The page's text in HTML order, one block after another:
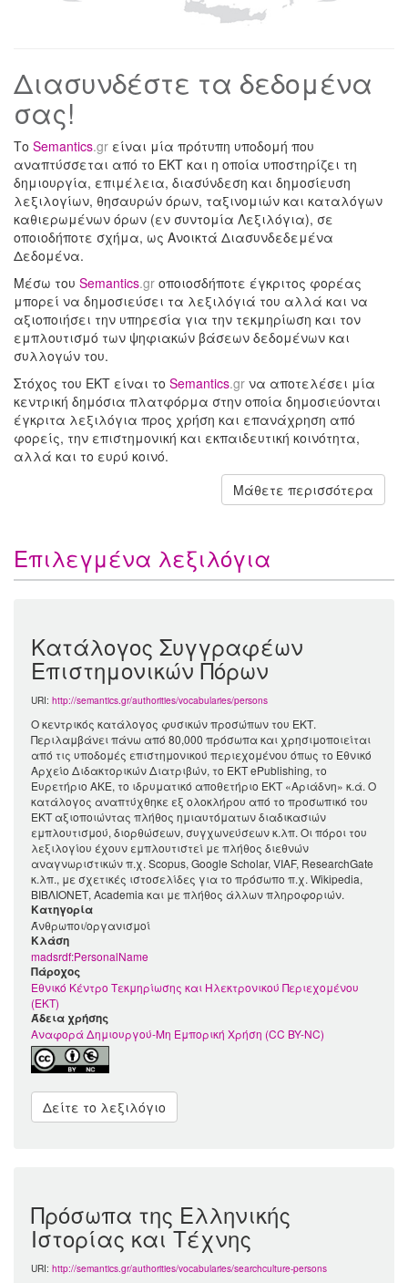
Διασυνδέστε τα δεδομένα
σας!
Το Semantics.gr είναι μία πρότυπη υποδομή που
αναπτύσσεται από το ΕΚΤ και η οποία υποστηρίζει τη
δημιουργία, επιμέλεια, διασύνδεση και δημοσίευση
λεξιλογίων, θησαυρών όρων, ταξινομιών και καταλόγων
καθιερωμένων όρων (εν συντομία Λεξιλόγια), σε
οποιοδήποτε σχήμα, ως Ανοικτά Διασυνδεδεμένα
Δεδομένα.
Mέσω του Semantics.gr οποιοσδήποτε έγκριτος φορέας
μπορεί να δημοσιεύσει τα λεξιλόγιά του αλλά και να
αξιοποιήσει την υπηρεσία για την τεκμηρίωση και τον
εμπλουτισμό των ψηφιακών βάσεων δεδομένων και
συλλογών του.
Στόχος του ΕΚΤ είναι το Semantics.gr να αποτελέσει μία
κεντρική δημόσια πλατφόρμα στην οποία δημοσιεύονται
έγκριτα λεξιλόγια προς χρήση και επανάχρηση από
φορείς, την επιστημονική και εκπαιδευτική κοινότητα,
αλλά και το ευρύ κοινό.
Μάθετε περισσότερα
Επιλεγμένα λεξιλόγια
Κατάλογος Συγγραφέων
Επιστημονικών Πόρων
URI: http://semantics.gr/authorities/vocabularies/persons
Ο κεντρικός κατάλογος φυσικών προσώπων του ΕΚΤ.
Περιλαμβάνει πάνω από 80,000 πρόσωπα και χρησιμοποιείται
από τις υποδομές επιστημονικού περιεχομένου όπως το Εθνικό
Αρχείο Διδακτορικών Διατριβών, το ΕΚΤ ePublishing, το
Ευρετήριο ΑΚΕ, το ιδρυματικό αποθετήριο ΕΚΤ «Αριάδνη» κ.ά. Ο
κατάλογος αναπτύχθηκε εξ ολοκλήρου από το προσωπικό του
ΕΚΤ αξιοποιώντας πλήθος ημιαυτόματων διαδικασιών
εμπλουτισμού, διορθώσεων, συγχωνεύσεων κ.λπ. Οι πόροι του
λεξιλογίου έχουν εμπλουτιστεί με πλήθος διεθνών
αναγνωριστικών π.χ. Scopus, Google Scholar, VIAF, ResearchGate
κ.λπ., με σχετικές ιστοσελίδες για το πρόσωπο π.χ. Wikipedia,
ΒΙΒΛΙΟΝΕΤ, Academia και με πλήθος άλλων πληροφοριών.
Κατηγορία
Άνθρωποι/οργανισμοί
Kλάση
madsrdf:PersonalName
Πάροχος
Εθνικό Κέντρο Τεκμηρίωσης και Ηλεκτρονικού Περιεχομένου
(ΕΚΤ)
Άδεια χρήσης
Αναφορά Δημιουργού-Μη Εμπορική Χρήση (CC BY-NC)
Δείτε το λεξιλόγιο
Πρόσωπα της Ελληνικής
Ιστορίας και Τέχνης
URI: http://semantics.gr/authorities/vocabularies/searchculture-persons